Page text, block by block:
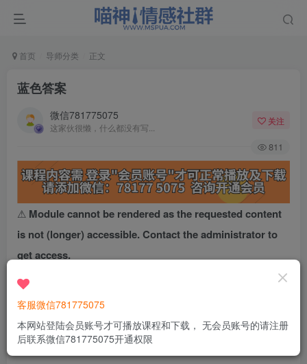
首页 导师分类 正文
蓝色答案
微信781775075
这家伙很懒，什么都没有写...
关注
811
⚠ Module cannot be rendered as the requested content
is not (longer) accessible. Contact the administrator to
get access.
THE END
客服微信781775075
本网站登陆会员账号才可播放课程和下载， 无会员账号的请注册
后联系微信781775075开通权限